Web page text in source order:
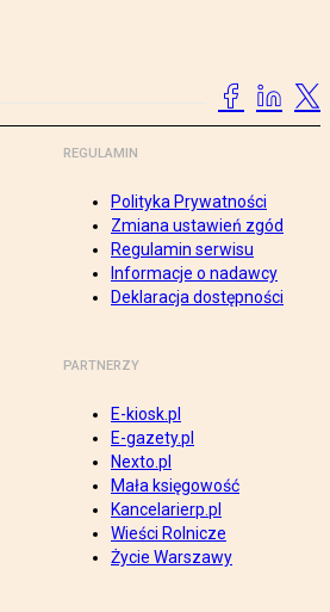
REGULAMIN
Polityka Prywatności
Zmiana ustawień zgód
Regulamin serwisu
Informacje o nadawcy
Deklaracja dostępności
PARTNERZY
E-kiosk.pl
E-gazety.pl
Nexto.pl
Mała księgowość
Kancelarierp.pl
Wieści Rolnicze
Życie Warszawy